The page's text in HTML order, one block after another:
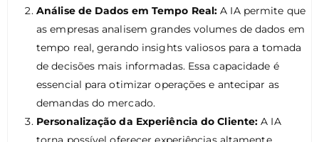
Análise de Dados em Tempo Real: A IA permite que
as empresas analisem grandes volumes de dados em
tempo real, gerando insights valiosos para a tomada
de decisões mais informadas. Essa capacidade é
essencial para otimizar operações e antecipar as
demandas do mercado.
Personalização da Experiência do Cliente: A IA